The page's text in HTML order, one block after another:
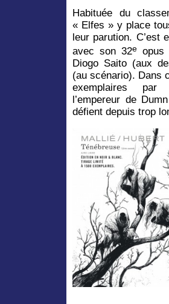
Habituée du
« Elfes » y place
leur parution. C’est
avec son 32e
Diogo Saito (aux
(au scénario). Dans
exemplaires
l’empereur de
défient depuis trop